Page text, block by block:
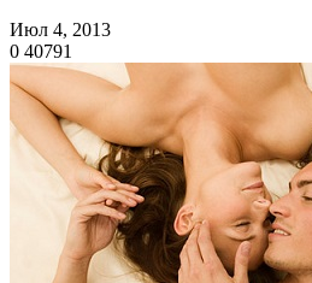
Июл 4, 2013
0 40791